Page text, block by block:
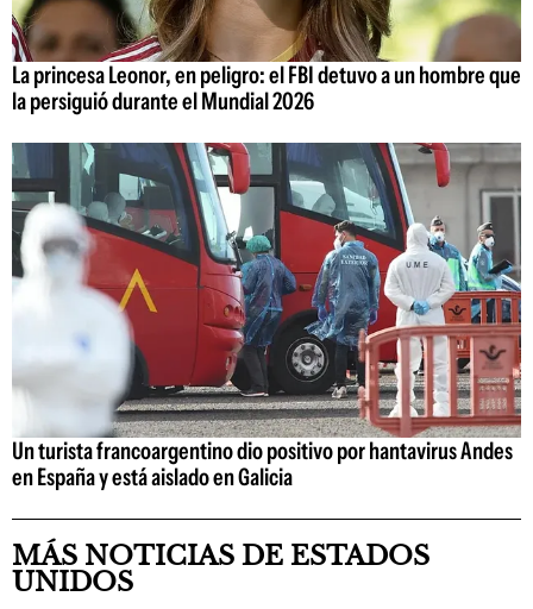
La princesa Leonor, en peligro: el FBI detuvo a un hombre que
la persiguió durante el Mundial 2026
Un turista francoargentino dio positivo por hantavirus Andes
en España y está aislado en Galicia
MÁS NOTICIAS DE ESTADOS
UNIDOS